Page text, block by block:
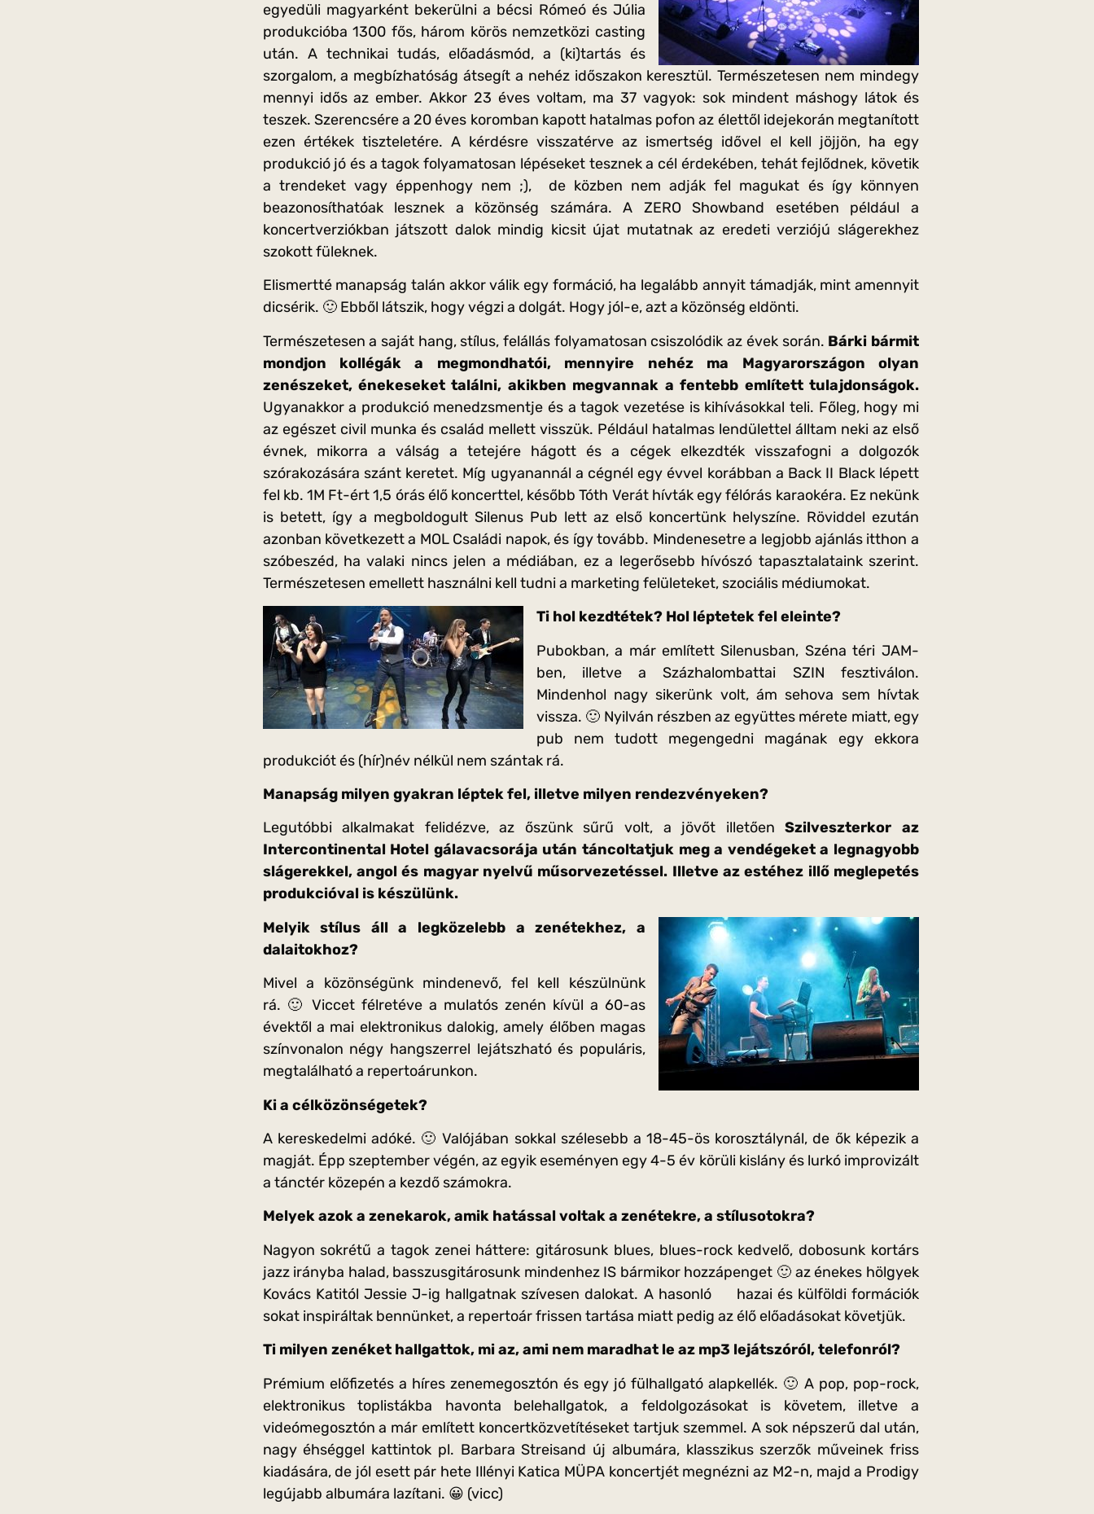
egyedüli magyarként bekerülni a bécsi Rómeó és Júlia
produkcióba 1300 fős, három körös nemzetközi casting
után. A technikai tudás, előadásmód, a (ki)tartás és
szorgalom, a megbízhatóság átsegít a nehéz időszakon keresztül. Természetesen nem mindegy
mennyi idős az ember. Akkor 23 éves voltam, ma 37 vagyok: sok mindent máshogy látok és
teszek. Szerencsére a 20 éves koromban kapott hatalmas pofon az élettől idejekorán megtanított
ezen értékek tiszteletére. A kérdésre visszatérve az ismertség idővel el kell jöjjön, ha egy
produkció jó és a tagok folyamatosan lépéseket tesznek a cél érdekében, tehát fejlődnek, követik
a trendeket vagy éppenhogy nem ;), de közben nem adják fel magukat és így könnyen
beazonosíthatóak lesznek a közönség számára. A ZERO Showband esetében például a
koncertverziókban játszott dalok mindig kicsit újat mutatnak az eredeti verziójú slágerekhez
szokott füleknek.
Elismertté manapság talán akkor válik egy formáció, ha legalább annyit támadják, mint amennyit
dicsérik. 🙂 Ebből látszik, hogy végzi a dolgát. Hogy jól-e, azt a közönség eldönti.
Természetesen a saját hang, stílus, felállás folyamatosan csiszolódik az évek során. Bárki bármit
mondjon kollégák a megmondhatói, mennyire nehéz ma Magyarországon olyan
zenészeket, énekeseket találni, akikben megvannak a fentebb említett tulajdonságok.
Ugyanakkor a produkció menedzsmentje és a tagok vezetése is kihívásokkal teli. Főleg, hogy mi
az egészet civil munka és család mellett visszük. Például hatalmas lendülettel álltam neki az első
évnek, mikorra a válság a tetejére hágott és a cégek elkezdték visszafogni a dolgozók
szórakozására szánt keretet. Míg ugyanannál a cégnél egy évvel korábban a Back II Black lépett
fel kb. 1M Ft-ért 1,5 órás élő koncerttel, később Tóth Verát hívták egy félórás karaokéra. Ez nekünk
is betett, így a megboldogult Silenus Pub lett az első koncertünk helyszíne. Röviddel ezután
azonban következett a MOL Családi napok, és így tovább. Mindenesetre a legjobb ajánlás itthon a
szóbeszéd, ha valaki nincs jelen a médiában, ez a legerősebb hívószó tapasztalataink szerint.
Természetesen emellett használni kell tudni a marketing felületeket, szociális médiumokat.
Ti hol kezdtétek? Hol léptetek fel eleinte?
Pubokban, a már említett Silenusban, Széna téri JAM-
ben, illetve a Százhalombattai SZIN fesztiválon.
Mindenhol nagy sikerünk volt, ám sehova sem hívtak
vissza. 🙂 Nyilván részben az együttes mérete miatt, egy
pub nem tudott megengedni magának egy ekkora
produkciót és (hír)név nélkül nem szántak rá.
Manapság milyen gyakran léptek fel, illetve milyen rendezvényeken?
Legutóbbi alkalmakat felidézve, az őszünk sűrű volt, a jövőt illetőenSzilveszterkor az
Intercontinental Hotel gálavacsorája után táncoltatjuk meg a vendégeket a legnagyobb
slágerekkel, angol és magyar nyelvű műsorvezetéssel. Illetve az estéhez illő meglepetés
produkcióval is készülünk.
Melyik stílus áll a legközelebb a zenétekhez, a
dalaitokhoz?
Mivel a közönségünk mindenevő, fel kell készülnünk
rá. 🙂 Viccet félretéve a mulatós zenén kívül a 60-as
évektől a mai elektronikus dalokig, amely élőben magas
színvonalon négy hangszerrel lejátszható és populáris,
megtalálható a repertoárunkon.
Ki a célközönségetek?
A kereskedelmi adóké. 🙂 Valójában sokkal szélesebb a 18-45-ös korosztálynál, de ők képezik a
magját. Épp szeptember végén, az egyik eseményen egy 4-5 év körüli kislány és lurkó improvizált
a tánctér közepén a kezdő számokra.
Melyek azok a zenekarok, amik hatással voltak a zenétekre, a stílusotokra?
Nagyon sokrétű a tagok zenei háttere: gitárosunk blues, blues-rock kedvelő, dobosunk kortárs
jazz irányba halad, basszusgitárosunk mindenhez IS bármikor hozzápenget 🙂 az énekes hölgyek
Kovács Katitól Jessie J-ig hallgatnak szívesen dalokat. A hasonló hazai és külföldi formációk
sokat inspiráltak bennünket, a repertoár frissen tartása miatt pedig az élő előadásokat követjük.
Ti milyen zenéket hallgattok, mi az, ami nem maradhat le az mp3 lejátszóról, telefonról?
Prémium előfizetés a híres zenemegosztón és egy jó fülhallgató alapkellék. 🙂 A pop, pop-rock,
elektronikus toplistákba havonta belehallgatok, a feldolgozásokat is követem, illetve a
videómegosztón a már említett koncertközvetítéseket tartjuk szemmel. A sok népszerű dal után,
nagy éhséggel kattintok pl. Barbara Streisand új albumára, klasszikus szerzők műveinek friss
kiadására, de jól esett pár hete Illényi Katica MÜPA koncertjét megnézni az M2-n, majd a Prodigy
legújabb albumára lazítani. 😀 (vicc)